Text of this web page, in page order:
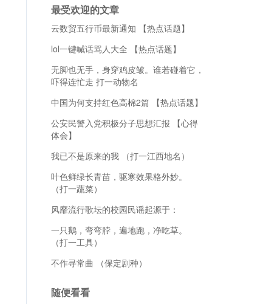
最受欢迎的文章
云数贸五行币最新通知 【热点话题】
lol一键喊话骂人大全 【热点话题】
无脚也无手，身穿鸡皮皱。谁若碰着它，
吓得连忙走 打一动物名
中国为何支持红色高棉2篇 【热点话题】
公安民警入党积极分子思想汇报 【心得
体会】
我已不是原来的我 （打一江西地名）
叶色鲜绿长青苗，驱寒效果格外妙。
（打一蔬菜）
风靡流行歌坛的校园民谣起源于：
一只鹅，弯弯脖，遍地跑，净吃草。
（打一工具）
不作寻常曲 （保定剧种）
随便看看